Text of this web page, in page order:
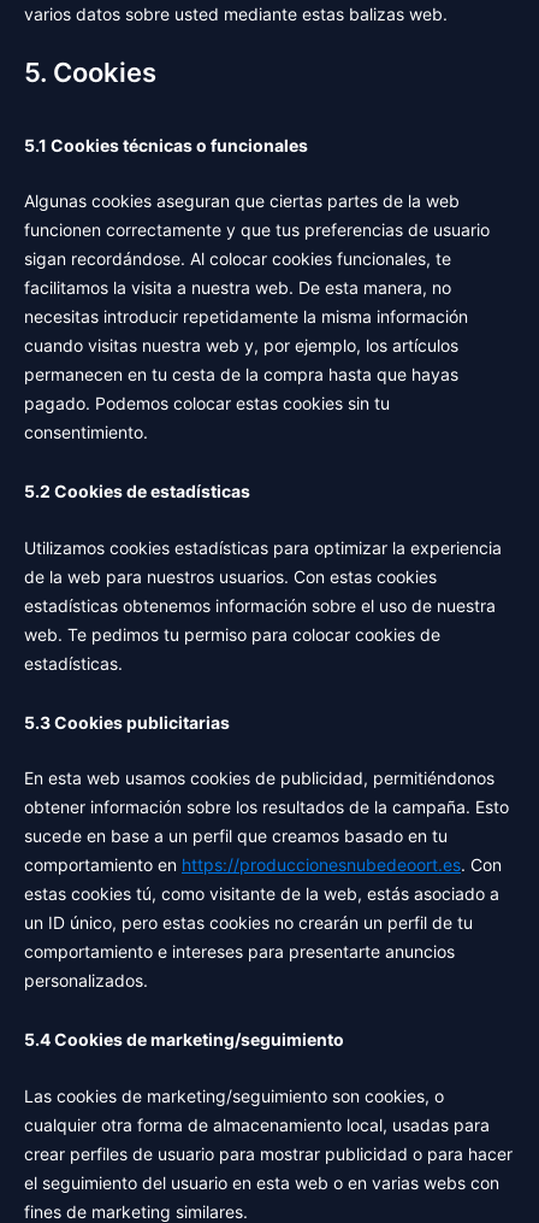
varios datos sobre usted mediante estas balizas web.
5. Cookies
5.1 Cookies técnicas o funcionales
Algunas cookies aseguran que ciertas partes de la web
funcionen correctamente y que tus preferencias de usuario
sigan recordándose. Al colocar cookies funcionales, te
facilitamos la visita a nuestra web. De esta manera, no
necesitas introducir repetidamente la misma información
cuando visitas nuestra web y, por ejemplo, los artículos
permanecen en tu cesta de la compra hasta que hayas
pagado. Podemos colocar estas cookies sin tu
consentimiento.
5.2 Cookies de estadísticas
Utilizamos cookies estadísticas para optimizar la experiencia
de la web para nuestros usuarios. Con estas cookies
estadísticas obtenemos información sobre el uso de nuestra
web. Te pedimos tu permiso para colocar cookies de
estadísticas.
5.3 Cookies publicitarias
En esta web usamos cookies de publicidad, permitiéndonos
obtener información sobre los resultados de la campaña. Esto
sucede en base a un perfil que creamos basado en tu
comportamiento en https://produccionesnubedeoort.es. Con
estas cookies tú, como visitante de la web, estás asociado a
un ID único, pero estas cookies no crearán un perfil de tu
comportamiento e intereses para presentarte anuncios
personalizados.
5.4 Cookies de marketing/seguimiento
Las cookies de marketing/seguimiento son cookies, o
cualquier otra forma de almacenamiento local, usadas para
crear perfiles de usuario para mostrar publicidad o para hacer
el seguimiento del usuario en esta web o en varias webs con
fines de marketing similares.